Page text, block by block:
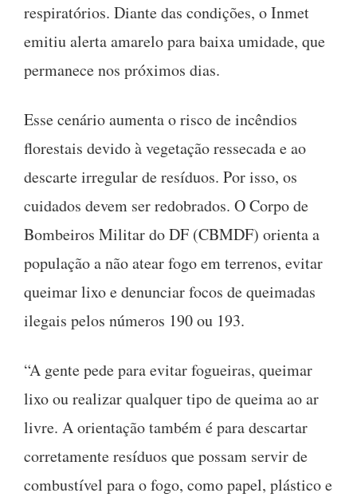
respiratórios. Diante das condições, o Inmet
emitiu alerta amarelo para baixa umidade, que
permanece nos próximos dias.
Esse cenário aumenta o risco de incêndios
florestais devido à vegetação ressecada e ao
descarte irregular de resíduos. Por isso, os
cuidados devem ser redobrados. O Corpo de
Bombeiros Militar do DF (CBMDF) orienta a
população a não atear fogo em terrenos, evitar
queimar lixo e denunciar focos de queimadas
ilegais pelos números 190 ou 193.
“A gente pede para evitar fogueiras, queimar
lixo ou realizar qualquer tipo de queima ao ar
livre. A orientação também é para descartar
corretamente resíduos que possam servir de
combustível para o fogo, como papel, plástico e